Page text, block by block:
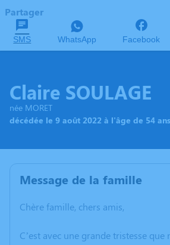
Partager
SMS WhatsApp Facebook
Claire SOULAGE
née MORET
décédée le 9 août 2022 à l'âge de 54 ans
Message de la famille
Chère famille, chers amis,
C’est avec une grande tristesse que